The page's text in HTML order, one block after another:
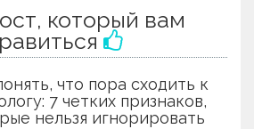
который вам
что пора сходить к
7 четких признаков,
нельзя игнорировать